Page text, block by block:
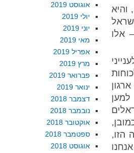
והיא
אלו
הזו,
אוגוסט 2019
יולי 2019
יוני 2019
מאי 2019
אפריל 2019
מרץ 2019
פברואר 2019
ינואר 2019
דצמבר 2018
נובמבר 2018
אוקטובר 2018
ספטמבר 2018
אוגוסט 2018